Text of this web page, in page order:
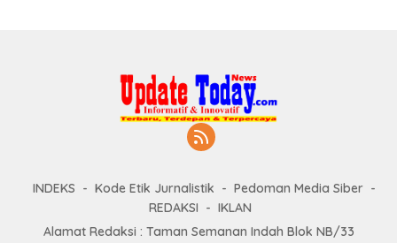
INDEKS Kode Etik Jurnalistik
Pedoman Media Siber
REDAKSI
IKLAN
Alamat Redaksi : Taman Semanan Indah Blok NB/33